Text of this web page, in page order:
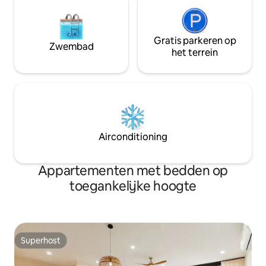
Zwembad
Gratis parkeren op
het terrein
Airconditioning
Appartementen met bedden op
toegankelijke hoogte
Superhost
Superhost